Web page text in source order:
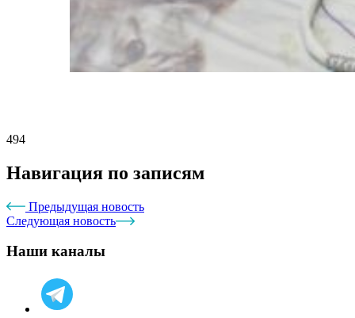
494
Навигация по записям
Предыдущая новость
Следующая новость
Наши каналы